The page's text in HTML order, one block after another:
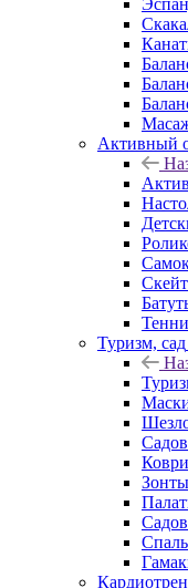
Активный
Туризм, сад